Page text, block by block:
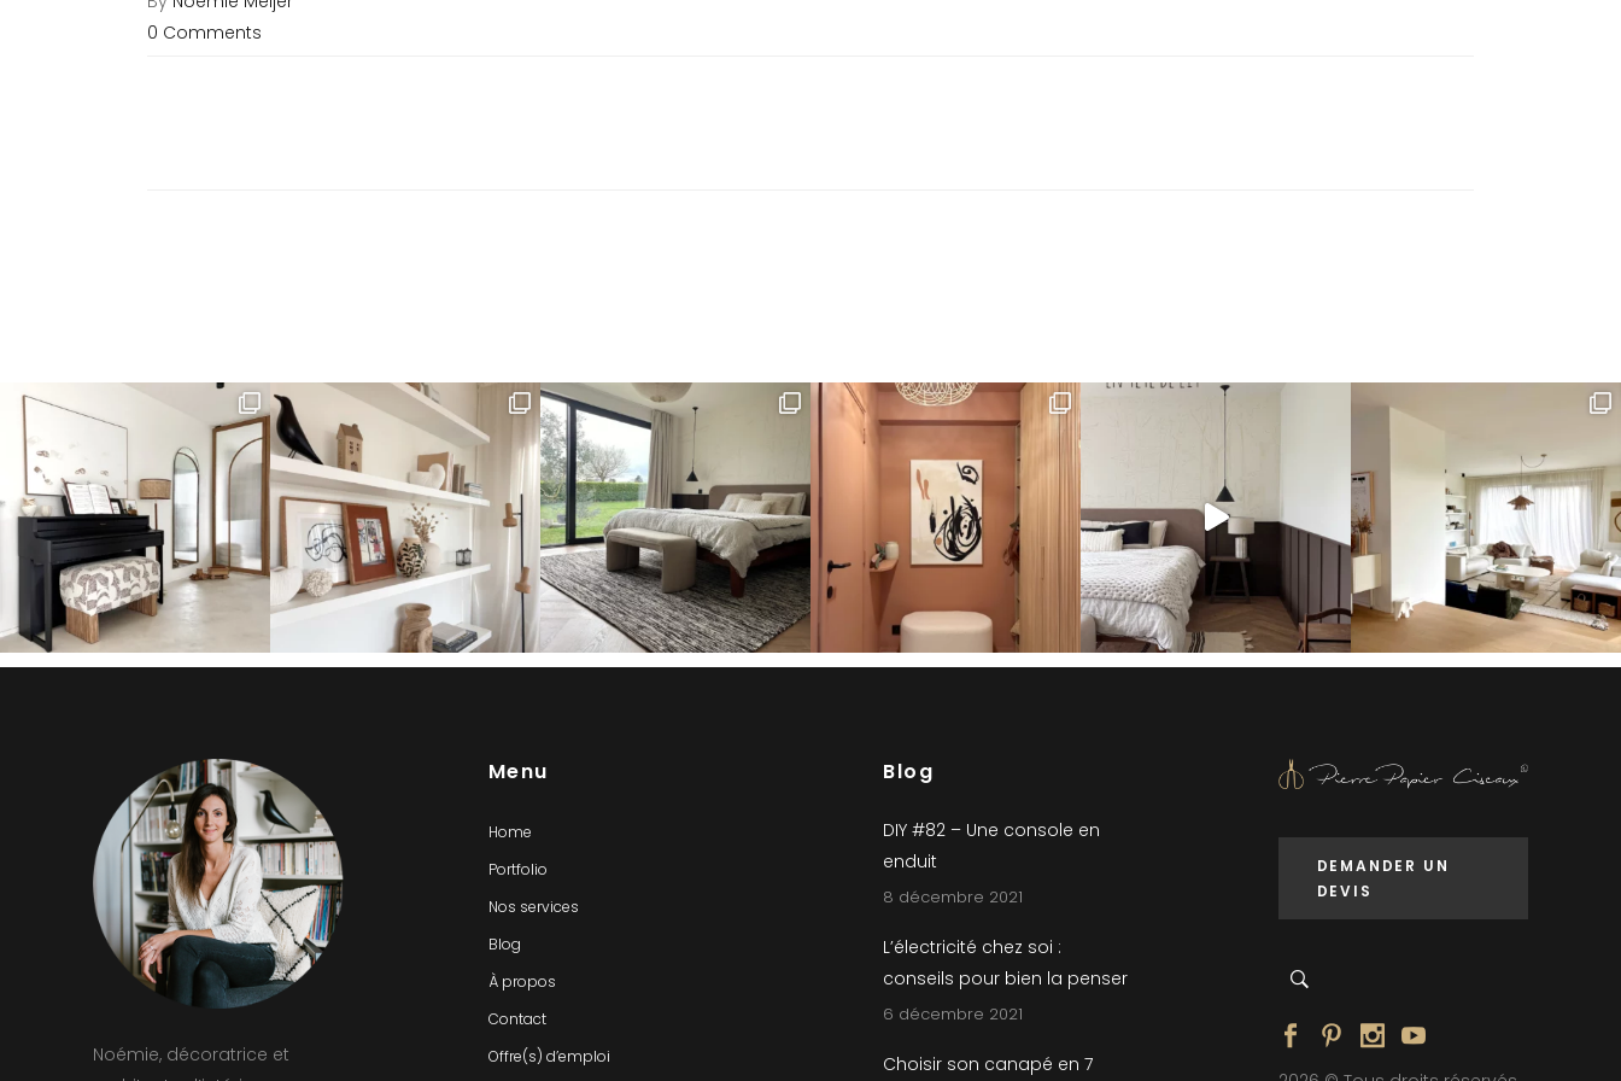
0 Comments
Noémie, décoratrice et
Menu
Home
Portfolio
Nos services
Blog
À propos
Contact
Offre(s) d’emploi
Blog
DIY #82 – Une console en
enduit
8 décembre 2021
L’électricité chez soi :
conseils pour bien la penser
6 décembre 2021
Choisir son canapé en 7
DEMANDER UN
DEVIS